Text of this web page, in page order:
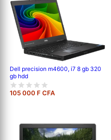
Dell precision m4600, i7 8 gb 320
gb hdd
105 000 F CFA